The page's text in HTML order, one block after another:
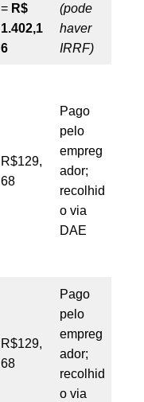
= R$
1.402,1
6
(pode
haver
IRRF)
R$129,
68
Pago
pelo
empreg
ador;
recolhid
o via
DAE
R$129,
68
Pago
pelo
empreg
ador;
recolhid
o via